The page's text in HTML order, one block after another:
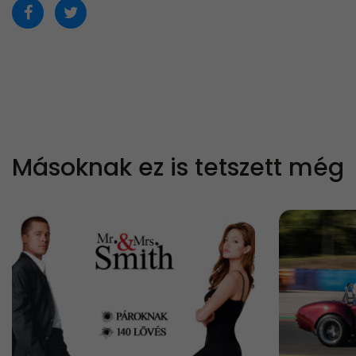
Másoknak ez is tetszett még